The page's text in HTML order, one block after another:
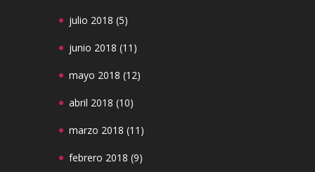
julio 2018 (5)
junio 2018 (11)
mayo 2018 (12)
abril 2018 (10)
marzo 2018 (11)
febrero 2018 (9)